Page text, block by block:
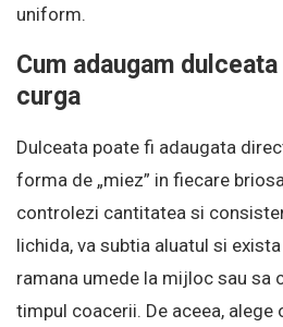
uniform.
Cum adaugam
curga
Dulceata poate fi adaugata
forma de „miez” in fiecare
controlezi cantitatea si
lichida, va subtia aluatul si
ramana umede la mijloc sau sa
timpul coacerii. De aceea,